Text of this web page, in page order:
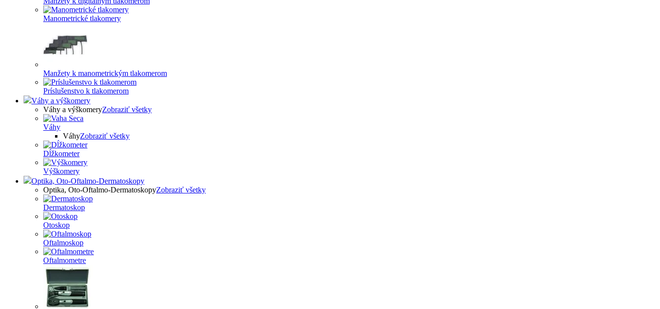
Manometrické tlakomery
Manžety k manometrickým tlakomerom
Príslušenstvo k tlakomerom
Váhy a výškomery
Váhy a výškomeryZobraziť všetky
Váhy
VáhyZobraziť všetky
Dĺžkometer
Výškomery
Optika, Oto-Oftalmo-Dermatoskopy
Optika, Oto-Oftalmo-DermatoskopyZobraziť všetky
Dermatoskop
Otoskop
Oftalmoskop
Oftalmometre